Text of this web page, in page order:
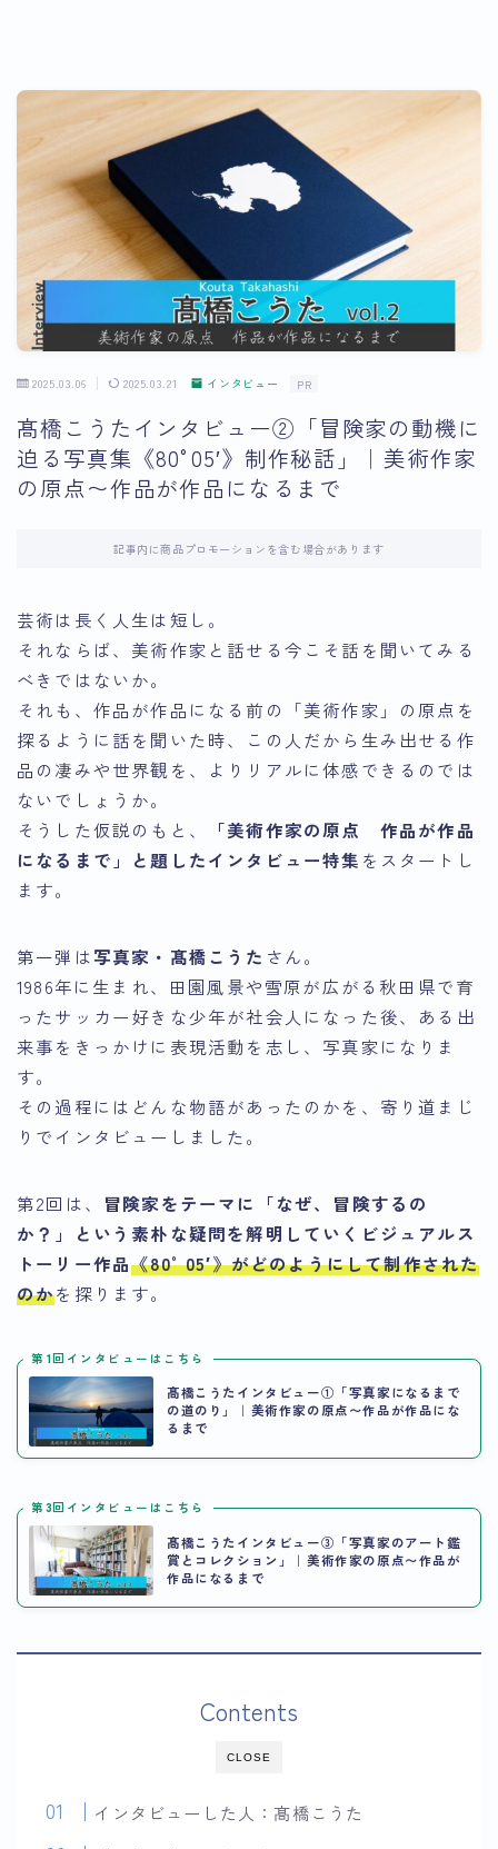
2025.03.06 2025.03.21 インタビュー PR
髙橋こうたインタビュー②「冒険家の動機に
迫る写真集《80°05′》制作秘話」｜美術作家
の原点〜作品が作品になるまで
記事内に商品プロモーションを含む場合があります
芸術は長く人生は短し。
それならば、美術作家と話せる今こそ話を聞いてみる
べきではないか。
それも、作品が作品になる前の「美術作家」の原点を
探るように話を聞いた時、この人だから生み出せる作
品の凄みや世界観を、よりリアルに体感できるのでは
ないでしょうか。
そうした仮説のもと、
「美術作家の原点 作品が作品
になるまで」と題したインタビュー特集 をスタートし
ます。
第一弾は写真家・髙橋こうた さん。
1986年に生まれ、田園風景や雪原が広がる秋田県で育
ったサッカー好きな少年が社会人になった後、ある出
来事をきっかけに表現活動を志し、写真家になりま
す。
その過程にはどんな物語があったのかを、寄り道まじ
りでインタビューしました。
第2回は、 冒険家をテーマに「なぜ、冒険するの
か？」という素朴な疑問を解明していくビジュアルス
トーリー作品《80°05′》がどのようにして制作された
のかを探ります。
第1回インタビューはこちら
髙橋こうたインタビュー①「写真家になるまで
の道のり」｜美術作家の原点〜作品が作品にな
るまで
第3回インタビューはこちら
髙橋こうたインタビュー③「写真家のアート鑑
賞とコレクション」｜美術作家の原点〜作品が
作品になるまで
CLOSE
Contents
インタビューした人：髙橋こうた